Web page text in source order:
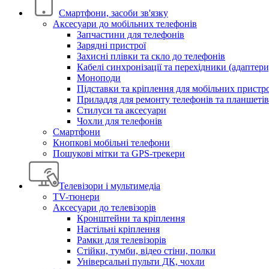
Смартфони, засоби зв'язку
Аксесуари до мобільних телефонів
Запчастини для телефонів
Зарядні пристрої
Захисні плівки та скло до телефонів
Кабелі синхронізації та перехідники
Моноподи
Підставки та кріплення для мобільних
Приладдя для ремонту телефонів та планшетів
Стилуси та аксесуари
Чохли для телефонів
Смартфони
Кнопкові мобільні телефони
Пошукові мітки та GPS-трекери
Телевізори і мультимедіа
TV-тюнери
Аксесуари до телевізорів
Кронштейни та кріплення
Настільні кріплення
Рамки для телевізорів
Стійки, тумби, відео стіни, полки
Універсальні пульти ДК, чохли